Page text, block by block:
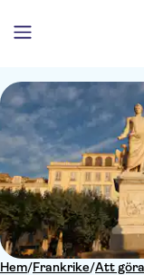
Hem/Frankrike/Att